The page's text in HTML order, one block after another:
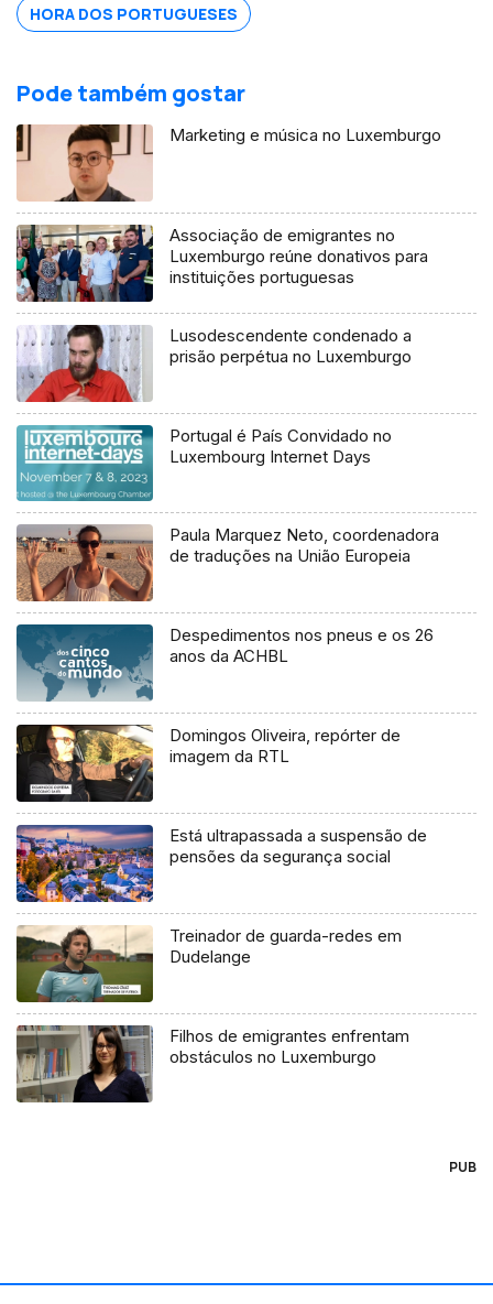
HORA DOS PORTUGUESES
Pode também gostar
Marketing e música no Luxemburgo
Associação de emigrantes no
Luxemburgo reúne donativos para
instituições portuguesas
Lusodescendente condenado a
prisão perpétua no Luxemburgo
Portugal é País Convidado no
Luxembourg Internet Days
Paula Marquez Neto, coordenadora
de traduções na União Europeia
Despedimentos nos pneus e os 26
anos da ACHBL
Domingos Oliveira, repórter de
imagem da RTL
Está ultrapassada a suspensão de
pensões da segurança social
Treinador de guarda-redes em
Dudelange
Filhos de emigrantes enfrentam
obstáculos no Luxemburgo
PUB